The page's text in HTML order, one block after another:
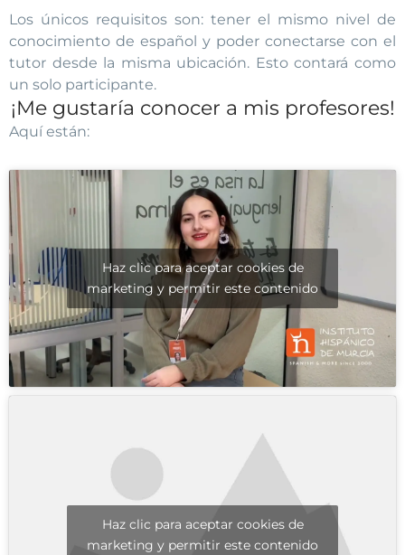
Los únicos requisitos son: tener el mismo nivel de
conocimiento de español y poder conectarse con el
tutor desde la misma ubicación. Esto contará como
un solo participante.
¡Me gustaría conocer a mis profesores!
Aquí están:
Haz clic para aceptar cookies de
marketing y permitir este contenido
Haz clic para aceptar cookies de
marketing y permitir este contenido